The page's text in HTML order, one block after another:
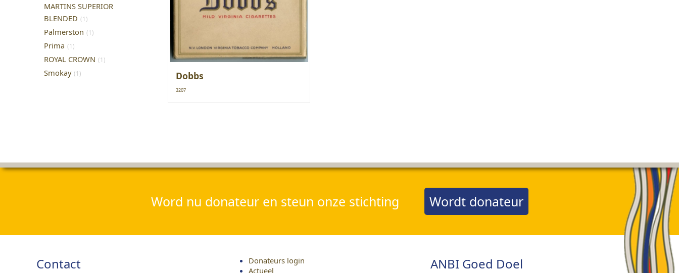
MARTINS SUPERIOR
BLENDED (1)
Palmerston (1)
Prima (1)
ROYAL CROWN (1)
Smokay (1) Dobbs
3207
Word nu donateur en steun onze stichting Wordt donateur
Contact
Donateurs login
Actueel
ANBI Goed Doel